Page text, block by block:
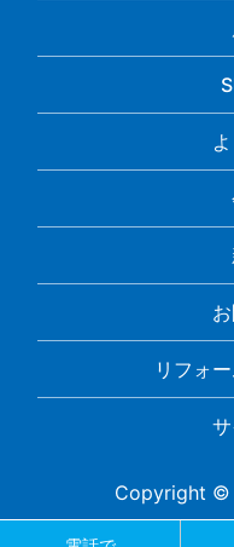
リフォ
Copyright ©